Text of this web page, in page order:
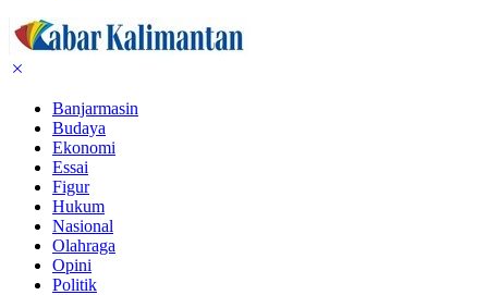
Banjarmasin
Budaya
Ekonomi
Essai
Figur
Hukum
Nasional
Olahraga
Opini
Politik